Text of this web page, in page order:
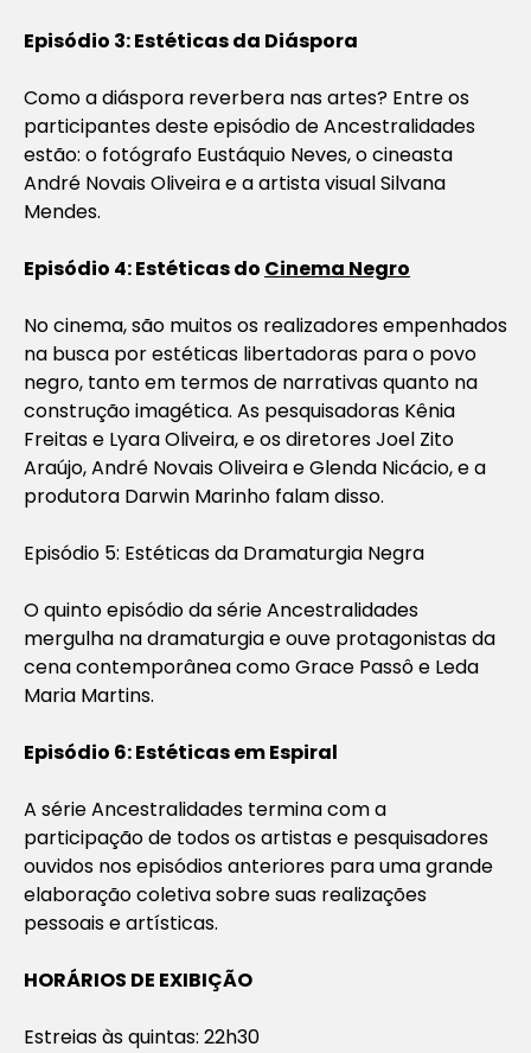
Episódio 3: Estéticas da Diáspora
Como a diáspora reverbera nas artes? Entre os
participantes deste episódio de Ancestralidades
estão: o fotógrafo Eustáquio Neves, o cineasta
André Novais Oliveira e a artista visual Silvana
Mendes.
Episódio 4: Estéticas do Cinema Negro
No cinema, são muitos os realizadores empenhados
na busca por estéticas libertadoras para o povo
negro, tanto em termos de narrativas quanto na
construção imagética. As pesquisadoras Kênia
Freitas e Lyara Oliveira, e os diretores Joel Zito
Araújo, André Novais Oliveira e Glenda Nicácio, e a
produtora Darwin Marinho falam disso.
Episódio 5: Estéticas da Dramaturgia Negra
O quinto episódio da série Ancestralidades
mergulha na dramaturgia e ouve protagonistas da
cena contemporânea como Grace Passô e Leda
Maria Martins.
Episódio 6: Estéticas em Espiral
A série Ancestralidades termina com a
participação de todos os artistas e pesquisadores
ouvidos nos episódios anteriores para uma grande
elaboração coletiva sobre suas realizações
pessoais e artísticas.
HORÁRIOS DE EXIBIÇÃO
Estreias às quintas: 22h30